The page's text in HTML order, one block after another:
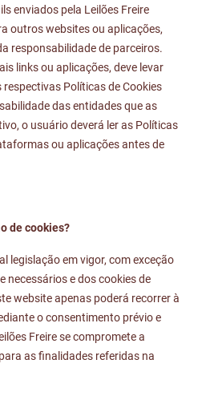
enviados pela Leilões Freire
outros websites ou aplicações,
responsabilidade de parceiros.
links ou aplicações, deve levar
Políticas de Cookies
das entidades que as
o usuário deverá ler as Políticas
ou aplicações antes de
de cookies?
legislação em vigor, com exceção
necessários e dos cookies de
website apenas poderá recorrer à
o consentimento prévio e
Freire se compromete a
as finalidades referidas na